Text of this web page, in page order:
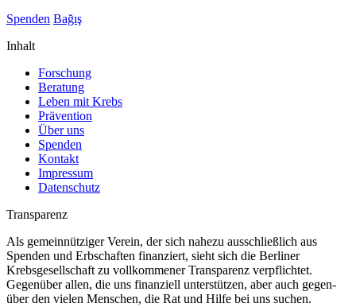
Spenden Bağış
Inhalt
Forschung
Beratung
Leben mit Krebs
Prävention
Über uns
Spenden
Kontakt
Impressum
Datenschutz
Transparenz
Als gemeinnütziger Verein, der sich nahezu ausschließlich aus
Spenden und Erbschaften finanziert, sieht sich die Berliner
Krebsgesellschaft zu vollkommener Transparenz verpflichtet.
Gegenüber allen, die uns finanziell unterstützen, aber auch gegen-
über den vielen Menschen, die Rat und Hilfe bei uns suchen.